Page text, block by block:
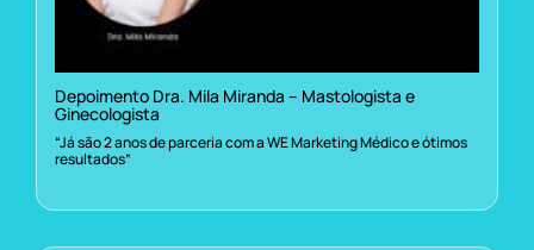
Depoimento Dra. Mila Miranda – Mastologista e
Ginecologista
“Já são 2 anos de parceria com a WE Marketing Médico e ótimos
resultados”